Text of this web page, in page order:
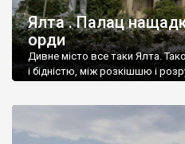
Ялта . Палац
орди
Дивне місто все таки Ялта.
і бідністю, між розкішшю і